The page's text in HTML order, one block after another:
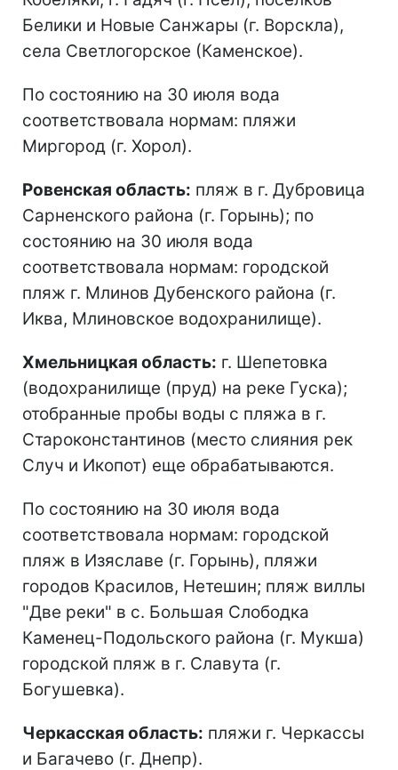
Белики и Новые Санжары (г. Ворскла),
села Светлогорское (Каменское).
По состоянию на 30 июля вода
соответствовала нормам: пляжи
Миргород (г. Хорол).
Ровенская область: пляж в г. Дубровица
Сарненского района (г. Горынь); по
состоянию на 30 июля вода
соответствовала нормам: городской
пляж г. Млинов Дубенского района (г.
Иква, Млиновское водохранилище).
Хмельницкая область: г. Шепетовка
(водохранилище (пруд) на реке Гуска);
отобранные пробы воды с пляжа в г.
Староконстантинов (место слияния рек
Случ и Икопот) еще обрабатываются.
По состоянию на 30 июля вода
соответствовала нормам: городской
пляж в Изяславе (г. Горынь), пляжи
городов Красилов, Нетешин; пляж виллы
"Две реки" в с. Большая Слободка
Каменец-Подольского района (г. Мукша)
городской пляж в г. Славута (г.
Богушевка).
Черкасская область: пляжи г. Черкассы
и Багачево (г. Днепр).